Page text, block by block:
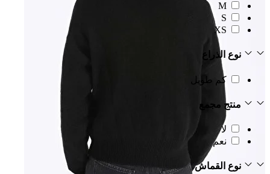
M
S
XS
نوع الذراع
كم طويل
منتج مجمع
لا
نعم
نوع القماش